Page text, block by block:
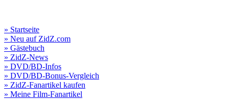
» Startseite
» Neu auf ZidZ.com
» Gästebuch
» ZidZ-News
» DVD/BD-Infos
» DVD/BD-Bonus-Vergleich
» ZidZ-Fanartikel kaufen
» Meine Film-Fanartikel